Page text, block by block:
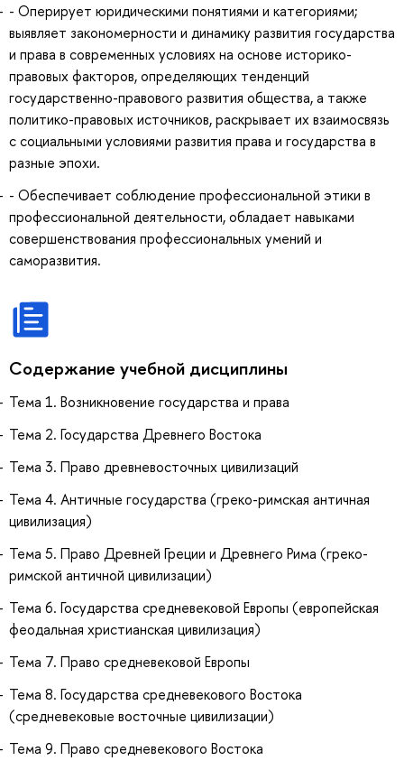
- Оперирует юридическими понятиями и категориями;
выявляет закономерности и динамику развития государства
и права в современных условиях на основе историко-
правовых факторов, определяющих тенденций
государственно-правового развития общества, а также
политико-правовых источников, раскрывает их взаимосвязь
с социальными условиями развития права и государства в
разные эпохи.
- Обеспечивает соблюдение профессиональной этики в
профессиональной деятельности, обладает навыками
совершенствования профессиональных умений и
саморазвития.
Содержание учебной дисциплины
Тема 1. Возникновение государства и права
Тема 2. Государства Древнего Востока
Тема 3. Право древневосточных цивилизаций
Тема 4. Античные государства (греко-римская античная
цивилизация)
Тема 5. Право Древней Греции и Древнего Рима (греко-
римской античной цивилизации)
Тема 6. Государства средневековой Европы (европейская
феодальная христианская цивилизация)
Тема 7. Право средневековой Европы
Тема 8. Государства средневекового Востока
(средневековые восточные цивилизации)
Тема 9. Право средневекового Востока